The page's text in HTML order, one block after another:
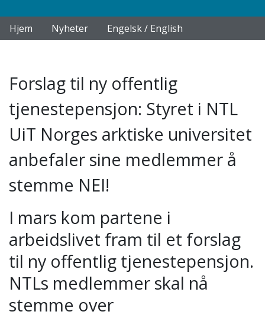
Hjem Nyheter Engelsk / English
Forslag til ny offentlig
tjenestepensjon: Styret i NTL
UiT Norges arktiske universitet
anbefaler sine medlemmer å
stemme NEI!
I mars kom partene i
arbeidslivet fram til et forslag
til ny offentlig tjenestepensjon.
NTLs medlemmer skal nå
stemme over